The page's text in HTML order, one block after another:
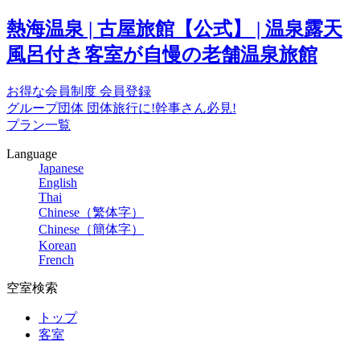
熱海温泉 | 古屋旅館【公式】 | 温泉露天
風呂付き客室が自慢の老舗温泉旅館
お得な会員制度 会員登録
グループ団体 団体旅行に!幹事さん必見!
プラン一覧
Language
Japanese
English
Thai
Chinese（繁体字）
Chinese（簡体字）
Korean
French
空室検索
トップ
客室